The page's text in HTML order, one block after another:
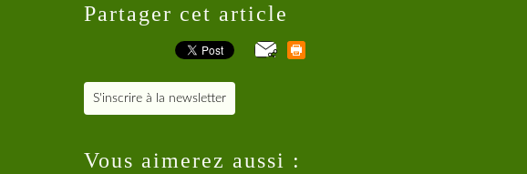
Partager cet article
S'inscrire à la newsletter
Vous aimerez aussi :